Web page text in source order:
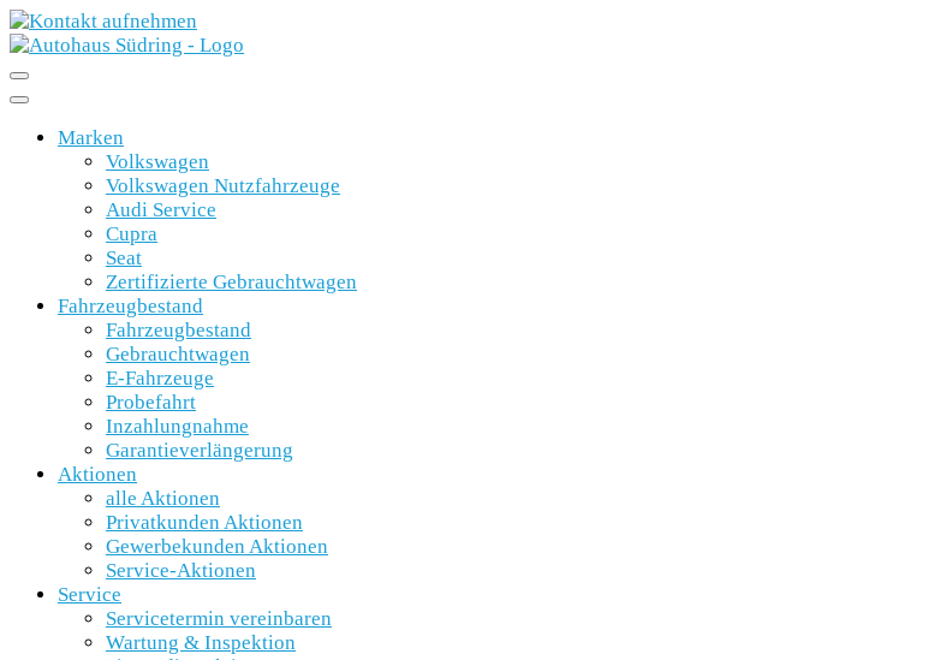
Marken
Volkswagen
Volkswagen Nutzfahrzeuge
Audi Service
Cupra
Seat
Zertifizierte Gebrauchtwagen
Fahrzeugbestand
Fahrzeugbestand
Gebrauchtwagen
E-Fahrzeuge
Probefahrt
Inzahlungnahme
Garantieverlängerung
Aktionen
alle Aktionen
Privatkunden Aktionen
Gewerbekunden Aktionen
Service-Aktionen
Service
Servicetermin vereinbaren
Wartung & Inspektion